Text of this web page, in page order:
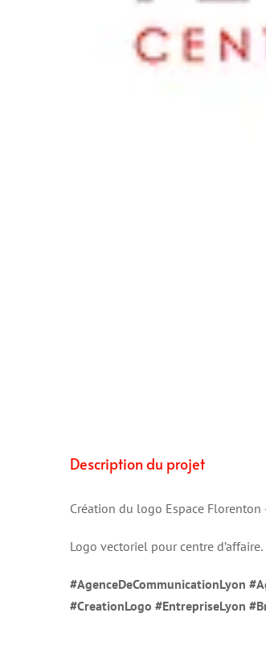
Description du projet
Création du logo Espace Florenton
Logo vectoriel pour centre d’affaire.
#AgenceDeCommunicationLyon
#CreationLogo #EntrepriseLyon